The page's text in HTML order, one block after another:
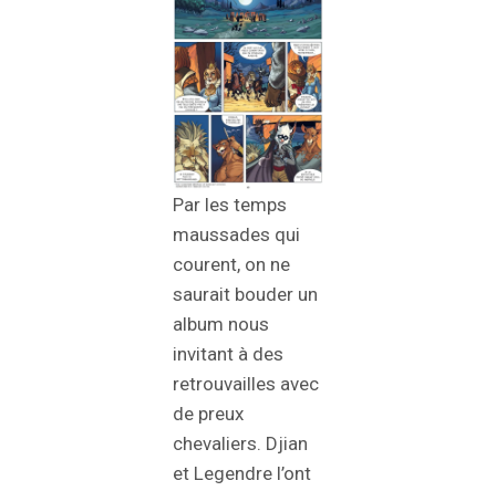
Par les temps
maussades qui
courent, on ne
saurait bouder un
album nous
invitant à des
retrouvailles avec
de preux
chevaliers. Djian
et Legendre l’ont